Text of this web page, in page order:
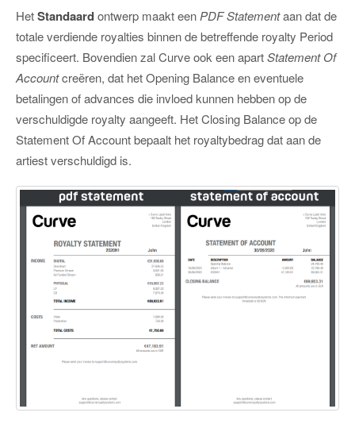
HetStandaardontwerp maakt eenPDF Statementaan dat de
totale verdiende royalties binnen de betreffende royalty Period
specificeert. Bovendien zal Curve ook een apartStatement Of
Accountcreëren, dat het Opening Balance en eventuele
betalingen of advances die invloed kunnen hebben op de
verschuldigde royalty aangeeft. Het Closing Balance op de
Statement Of Account bepaalt het royaltybedrag dat aan de
artiest verschuldigd is.